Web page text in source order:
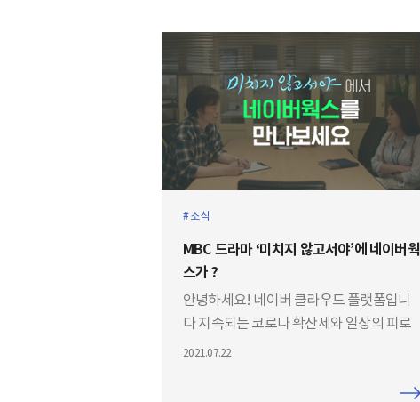
소식
MBC 드라마 ‘미치지 않고서야’에 네이버웍
스가 ?
안녕하세요! 네이버 클라우드 플랫폼입니
다 지속되는 코로나 확산세와 일상의 피로
를 달래기 위해 재미있는 드라마를 보시곤
‘미치지 않고서야’도 보셨나요? ​ MBC 드라
2021.07.22